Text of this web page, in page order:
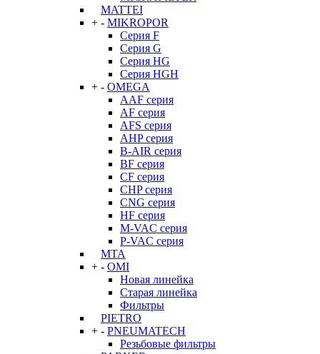
MATTEI
+ - MIKROPOR
Серия F
Серия G
Серия HG
Серия HGH
+ - OMEGA
AAF серия
AF серия
AFS серия
AHP серия
B-AIR серия
BF серия
CF серия
CHP серия
CNG серия
HF серия
M-VAC серия
P-VAC серия
MTA
+ - OMI
Новая линейка
Старая линейка
Фильтры
PIETRO
+ - PNEUMATECH
Резьбовые фильтры